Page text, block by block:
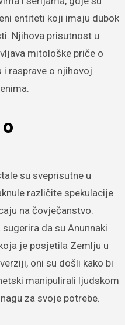
entiteti koji imaju dubok
Njihova prisutnost u
mitološke priče o
i rasprave o njihovoj
su sveprisutne u
različite spekulacije
na čovječanstvo.
da su Anunnaki
je posjetila Zemlju u
oni su došli kako bi
manipulirali ljudskom
za svoje potrebe.